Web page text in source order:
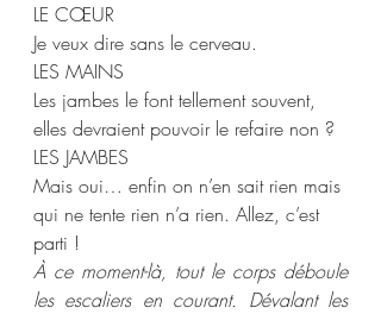
LE CŒUR
Je veux dire sans le cerveau.
LES MAINS
Les jambes le font tellement souvent,
elles devraient pouvoir le refaire non ?
LES JAMBES
Mais oui… enfin on n’en sait rien mais
qui ne tente rien n’a rien. Allez, c’est
parti !
À ce moment-là, tout le corps déboule
les escaliers en courant. Dévalant les